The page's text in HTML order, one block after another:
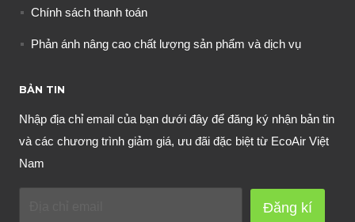
Chính sách thanh toán
Phản ánh nâng cao chất lượng sản phẩm và dịch vụ
BẢN TIN
Nhập địa chỉ email của bạn dưới đây để đăng ký nhận bản tin
và các chương trình giảm giá, ưu đãi đặc biệt từ EcoAir Việt
Nam
Đăng kí